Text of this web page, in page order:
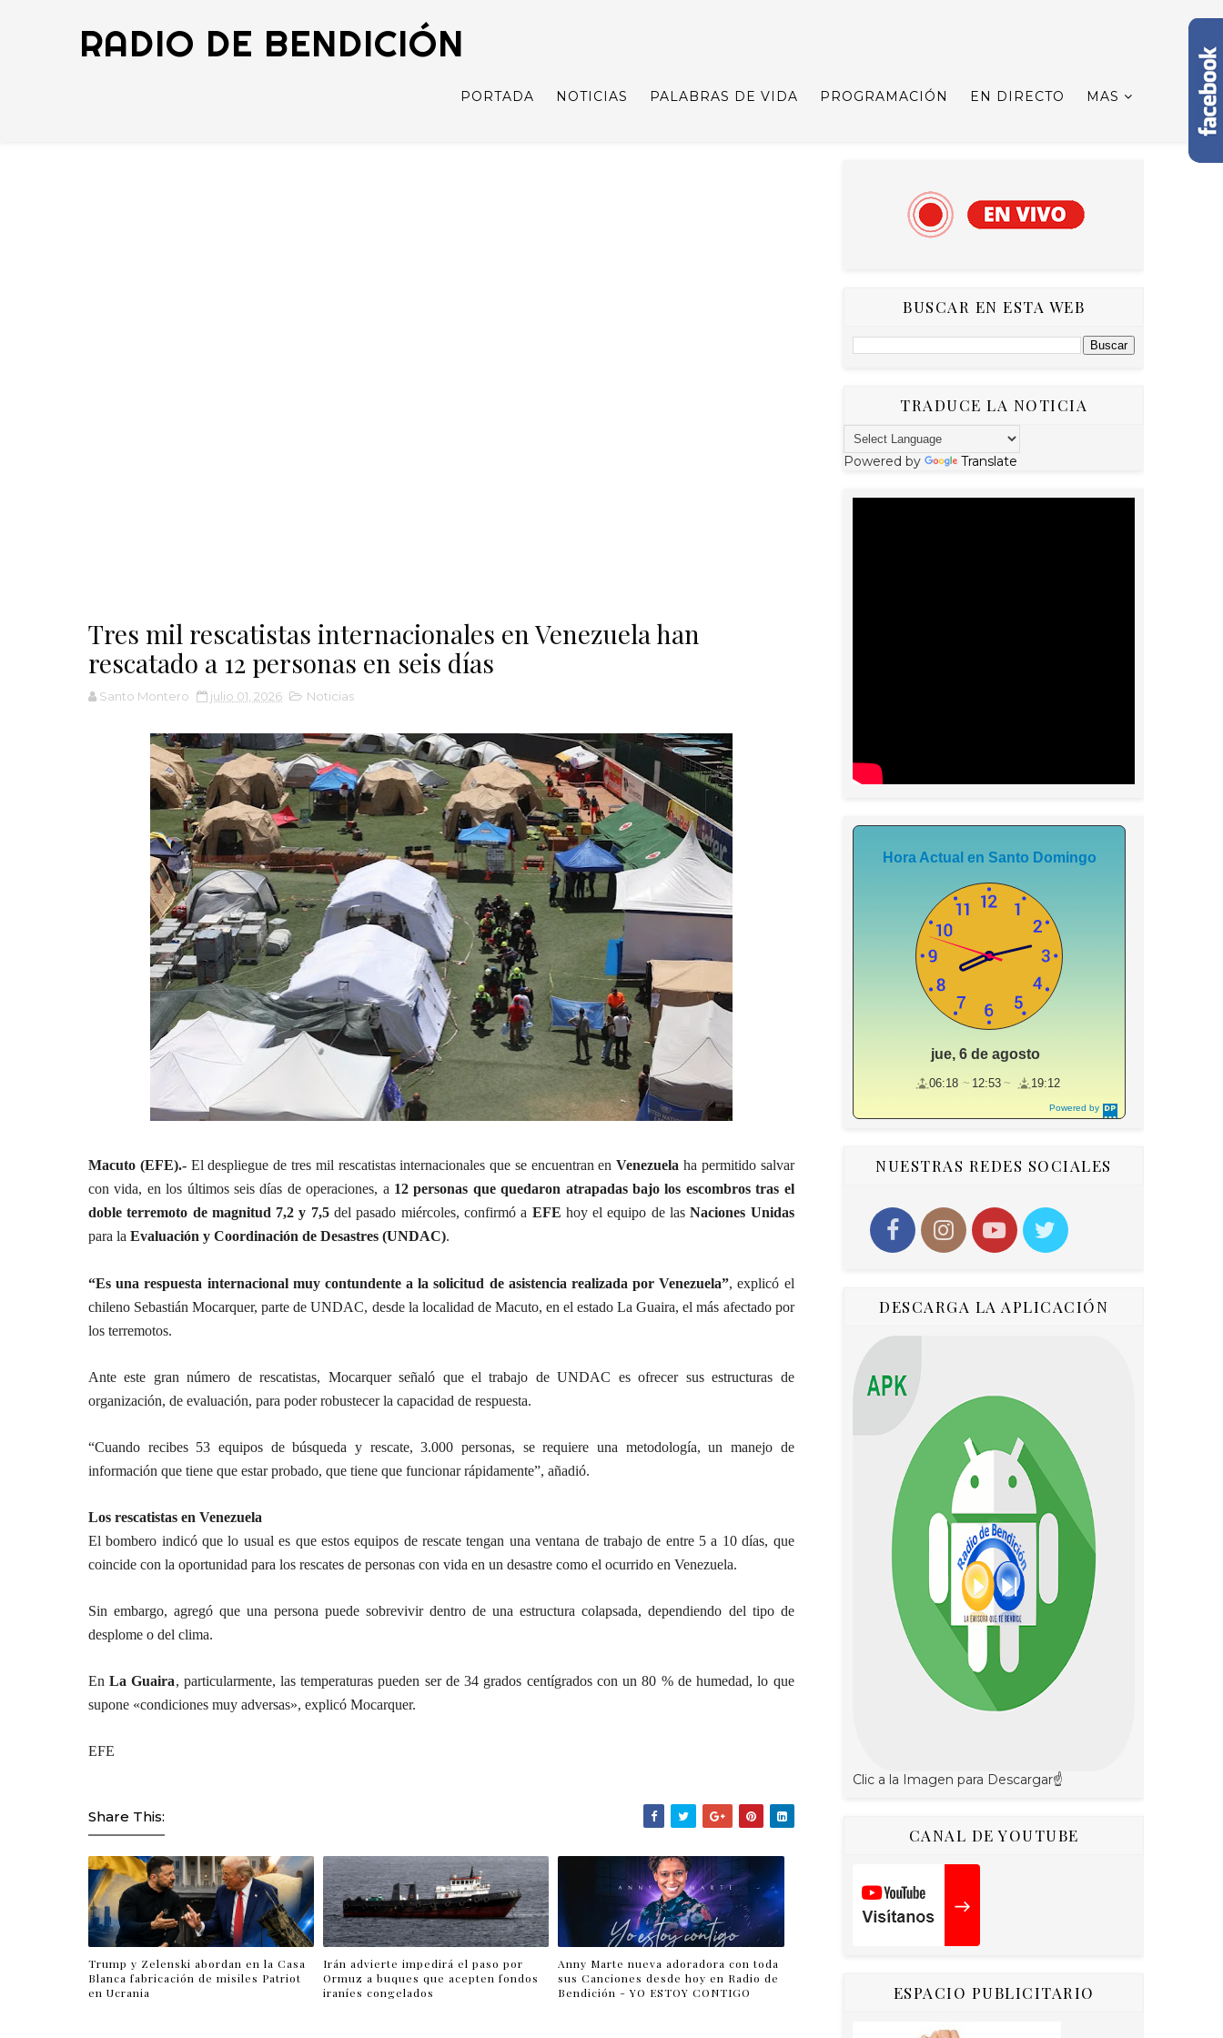
RADIO DE BENDICIÓN
PORTADA NOTICIAS PALABRAS DE VIDA PROGRAMACIÓN EN DIRECTO MAS
Tres mil rescatistas internacionales en Venezuela han
rescatado a 12 personas en seis días
Santo Montero julio 01, 2026 Noticias
Macuto (EFE).- El despliegue de tres mil rescatistas internacionales que se encuentran en Venezuelaha permitido salvar
con vida, en los últimos seis días de operaciones, a 12 personas que quedaron atrapadas bajo los escombros tras el
doble terremoto de magnitud 7,2 y 7,5 del pasado miércoles, confirmó a EFE hoy el equipo de las Naciones Unidas
para la Evaluación y Coordinación de Desastres (UNDAC).
“Es una respuesta internacional muy contundente a la solicitud de asistencia realizada por Venezuela”, explicó el
chileno Sebastián Mocarquer, parte de UNDAC, desde la localidad de Macuto, en el estado La Guaira, el más afectado por
los terremotos.
Ante este gran número de rescatistas, Mocarquer señaló que el trabajo de UNDAC es ofrecer sus estructuras de
organización, de evaluación, para poder robustecer la capacidad de respuesta.
“Cuando recibes 53 equipos de búsqueda y rescate, 3.000 personas, se requiere una metodología, un manejo de
información que tiene que estar probado, que tiene que funcionar rápidamente”, añadió.
Los rescatistas en Venezuela
El bombero indicó que lo usual es que estos equipos de rescate tengan una ventana de trabajo de entre 5 a 10 días, que
coincide con la oportunidad para los rescates de personas con vida en un desastre como el ocurrido en Venezuela.
Sin embargo, agregó que una persona puede sobrevivir dentro de una estructura colapsada, dependiendo del tipo de
desplome o del clima.
EnLa Guaira, particularmente, las temperaturas pueden ser de 34 grados centígrados con un 80 % de humedad, lo que
supone «condiciones muy adversas», explicó Mocarquer.
EFE
Share This:
Trump y Zelenski abordan en la Casa
Blanca fabricación de misiles Patriot
en Ucrania
Irán advierte impedirá el paso por
Ormuz a buques que acepten fondos
iraníes congelados
Anny Marte nueva adoradora con toda
sus Canciones desde hoy en Radio de
Bendición - YO ESTOY CONTIGO
BUSCAR EN ESTA WEB
TRADUCE LA NOTICIA
Powered by Translate
Powered by
DaysPedia.c
Hora Actual en Santo Domingo
jue, 6 de agosto
06:18 12:53 19:12
NUESTRAS REDES SOCIALES
DESCARGA LA APLICACIÓN
Clic a la Imagen para Descargar☝
CANAL DE YOUTUBE
ESPACIO PUBLICITARIO